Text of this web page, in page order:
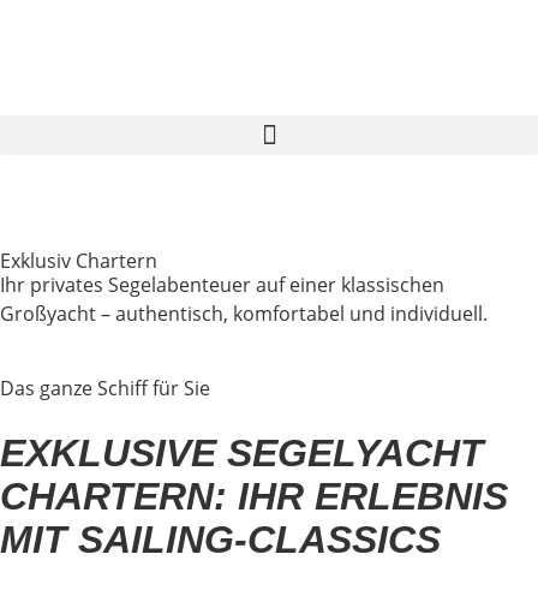
Exklusiv Chartern
Ihr privates Segelabenteuer auf einer klassischen
Großyacht – authentisch, komfortabel und individuell.
Das ganze Schiff für Sie
EXKLUSIVE SEGELYACHT
CHARTERN: IHR ERLEBNIS
MIT SAILING-CLASSICS